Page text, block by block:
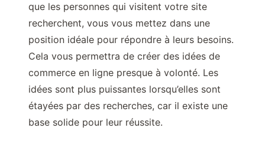
que les personnes qui visitent votre site
recherchent, vous vous mettez dans une
position idéale pour répondre à leurs besoins.
Cela vous permettra de créer des idées de
commerce en ligne presque à volonté. Les
idées sont plus puissantes lorsqu’elles sont
étayées par des recherches, car il existe une
base solide pour leur réussite.